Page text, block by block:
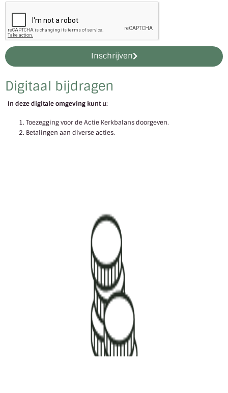
Digitaal bijdragen
In deze digitale omgeving kunt u:
Toezegging voor de Actie Kerkbalans doorgeven.
Betalingen aan diverse acties.
Inschrijven